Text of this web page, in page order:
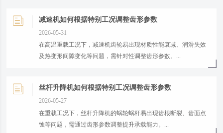
减速机如何根据特别工况调整齿形参数
2026-05-31
在高温重载工况下，减速机齿轮易出现材质性能衰减、润滑失效
及热变形间隙变化等问题，需针对性调整齿形参数。...
丝杆升降机如何根据特别工况调整齿形参数
2026-05-27
在重载工况下，丝杆升降机的蜗轮蜗杆易出现齿根断裂、齿面点
蚀等问题，需通过齿形参数调整提升承载能力。...